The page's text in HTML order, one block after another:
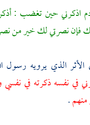
اذكرني حين تغضب :
فإن نصرتي لك خير من
الذي يرويه رسول
في نفسه ذكرته في
.